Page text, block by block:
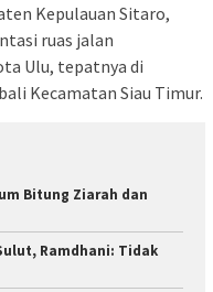
Kepulauan Sitaro,
ruas jalan
Ulu, tepatnya di
Kecamatan Siau Timur.
Bitung Ziarah dan
Ramdhani: Tidak